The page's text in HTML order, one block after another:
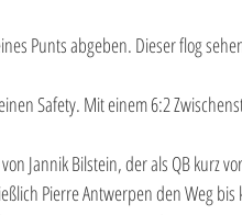
Punts abgeben. Dieser flog
Safety. Mit einem 6:2
Jannik Bilstein, der als QB kurz
Pierre Antwerpen den Weg bis